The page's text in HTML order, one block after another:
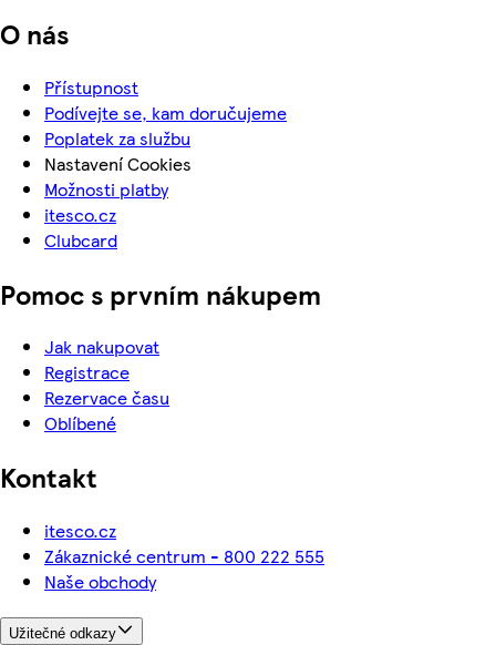
O nás
Přístupnost
Podívejte se, kam doručujeme
Poplatek za službu
Nastavení Cookies
Možnosti platby
itesco.cz
Clubcard
Pomoc s prvním nákupem
Jak nakupovat
Registrace
Rezervace času
Oblíbené
Kontakt
itesco.cz
Zákaznické centrum - 800 222 555
Naše obchody
Užitečné odkazy